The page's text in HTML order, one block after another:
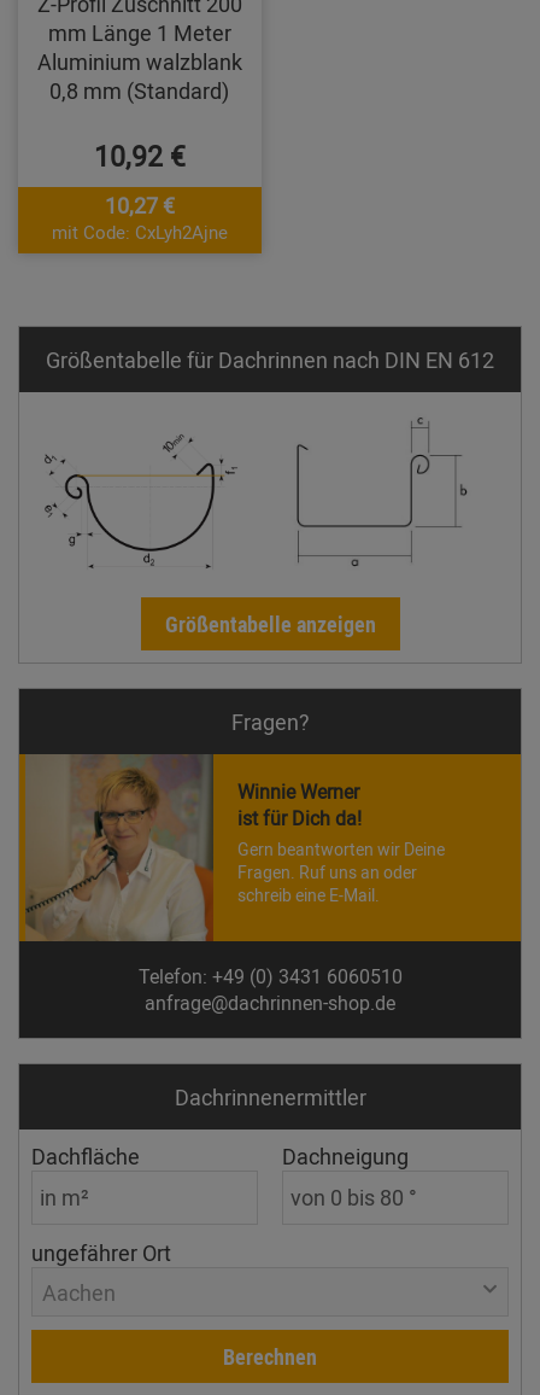
mm Länge 1 Meter
Aluminium walzblank
0,8 mm (Standard)
10,92 €
10,27 €
mit Code: CxLyh2Ajne
Größentabelle für Dachrinnen nach DIN EN 612
Größentabelle anzeigen
Fragen?
Winnie Werner
ist für Dich da!
Gern beantworten wir Deine
Fragen. Ruf uns an oder
schreib eine E-Mail.
Telefon: +49 (0) 3431 6060510
anfrage@dachrinnen-shop.de
Dachrinnen­ermittler
Dachfläche Dachneigung
ungefährer Ort
Aachen
Berechnen